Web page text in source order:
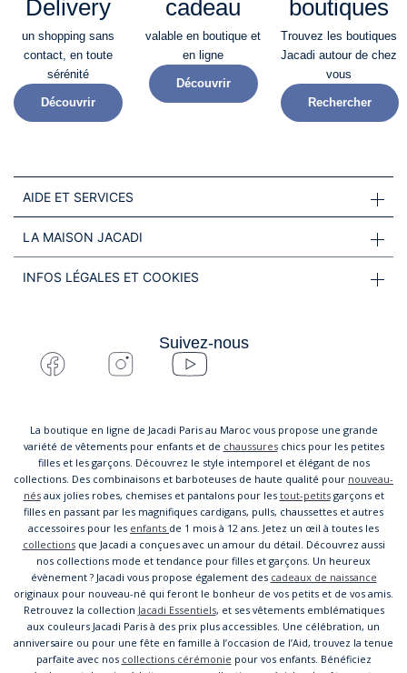
Delivery
un shopping sans
contact, en toute
sérénité​
Découvrir
cadeau
valable en boutique et
en ligne
Découvrir
boutiques
Trouvez les boutiques
Jacadi autour de chez
vous
Rechercher
AIDE ET SERVICES
LA MAISON JACADI
INFOS LÉGALES ET COOKIES
Suivez-nous
La boutique en ligne de Jacadi Paris au Maroc vous propose une grande
variété de vêtements pour enfants et de chaussureschics pour les petites
filles et les garçons. Découvrez le style intemporel et élégant de nos
collections. Des combinaisons et barboteuses de haute qualité pour nouveau-
nésaux jolies robes, chemises et pantalons pour les tout-petitsgarçons et
filles en passant par les magnifiques cardigans, pulls, chaussettes et autres
accessoires pour les enfants de 1 mois à 12 ans. Jetez un œil à toutes les
collectionsque Jacadi a conçues avec un amour du détail. Découvrez aussi
nos collections mode et tendance pour filles et garçons. Un heureux
évènement ? Jacadi vous propose également des cadeaux de naissance
originaux pour nouveau-né qui feront le bonheur de vos petits et de vos amis.
Retrouvez la collection Jacadi Essentiels, et ses vêtements emblématiques
aux couleurs Jacadi Paris à des prix plus accessibles. Une célébration, un
anniversaire ou pour une fête en famille à l’occasion de l’Aid, trouvez la tenue
parfaite avec nos collections cérémonie pour vos enfants. Bénéficiez